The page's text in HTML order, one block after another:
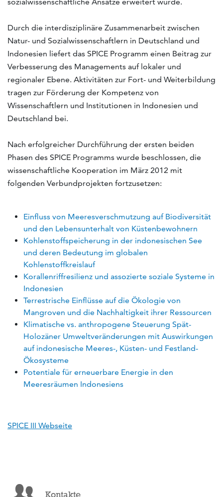
sozialwissenschaftliche Ansätze erweitert wurde.
Durch die interdisziplinäre Zusammenarbeit zwischen
Natur- und Sozialwissenschaftlern in Deutschland und
Indonesien liefert das SPICE Programm einen Beitrag zur
Verbesserung des Managements auf lokaler und
regionaler Ebene. Aktivitäten zur Fort- und Weiterbildung
tragen zur Förderung der Kompetenz von
Wissenschaftlern und Institutionen in Indonesien und
Deutschland bei.
Nach erfolgreicher Durchführung der ersten beiden
Phasen des SPICE Programms wurde beschlossen, die
wissenschaftliche Kooperation im März 2012 mit
folgenden Verbundprojekten fortzusetzen:
Einfluss von Meeresverschmutzung auf Biodiversität
und den Lebensunterhalt von Küstenbewohnern
Kohlenstoffspeicherung in der indonesischen See
und deren Bedeutung im globalen
Kohlenstoffkreislauf
Korallenriffresilienz und assozierte soziale Systeme in
Indonesien
Terrestrische Einflüsse auf die Ökologie von
Mangroven und die Nachhaltigkeit ihrer Ressourcen
Klimatische vs. anthropogene Steuerung Spät-
Holozäner Umweltveränderungen mit Auswirkungen
auf indonesische Meeres-, Küsten- und Festland-
Ökosysteme
Potentiale für erneuerbare Energie in den
Meeresräumen Indonesiens
SPICE III Webseite
Kontakte